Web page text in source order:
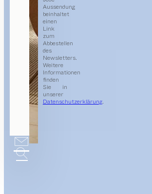
Aussendung
beinhaltet
einen
Link
zum
Abbestellen
des
Newsletters.
Weitere
Informationen
finden
Sie in
unserer
Datenschutzerklärung.